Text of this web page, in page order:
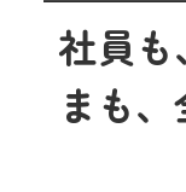
社員も
まも